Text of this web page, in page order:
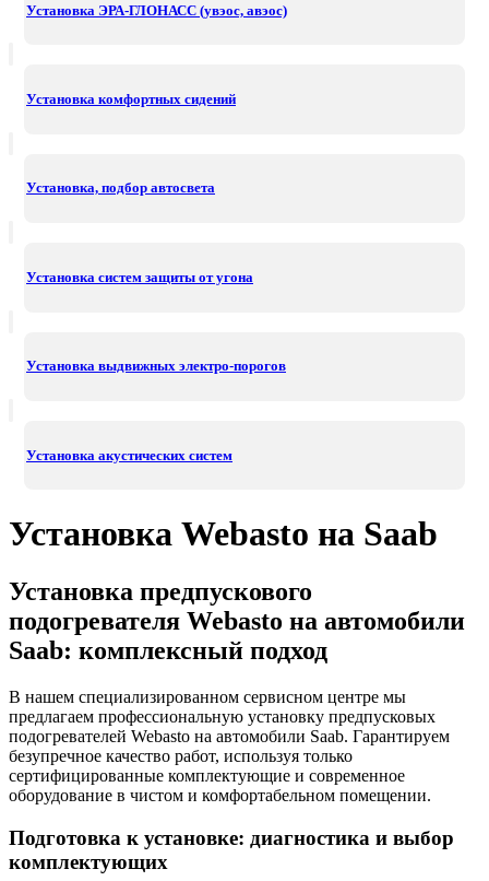
Установка ЭРА-ГЛОНАСС (увэос, авэос)
Установка комфортных сидений
Установка, подбор автосвета
Установка систем защиты от угона
Установка выдвижных электро-порогов
Установка акустических систем
Установка Webasto на Saab
Установка предпускового
подогревателя Webasto на автомобили
Saab: комплексный подход
В нашем специализированном сервисном центре мы
предлагаем профессиональную установку предпусковых
подогревателей Webasto на автомобили Saab. Гарантируем
безупречное качество работ, используя только
сертифицированные комплектующие и современное
оборудование в чистом и комфортабельном помещении.
Подготовка к установке: диагностика и выбор
комплектующих